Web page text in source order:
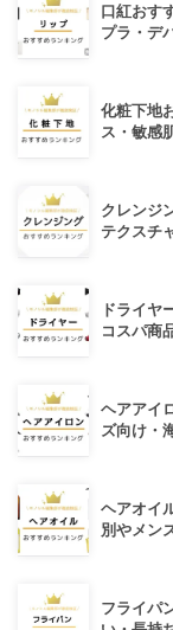
口紅おす
プラ・デ
化粧下地
ス・敏感
クレンジ
テクスチ
ドライヤ
コスパ商
ヘアアイ
ズ向け・
ヘアオイ
別やメン
フライパ